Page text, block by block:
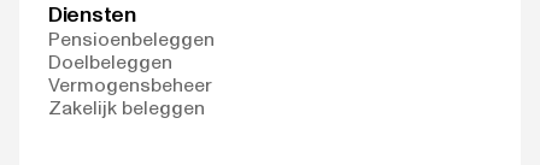
Diensten
Pensioenbeleggen
Doelbeleggen
Vermogensbeheer
Zakelijk beleggen